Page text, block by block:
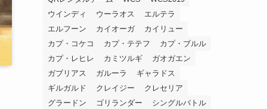
ウインディ
ウーラオス
エルテラ
エルフーン
カイオーガ
カイリュー
カプ・コケコ
カプ・テテフ
カプ・ブルル
カプ・レヒレ
カミツルギ
ガオガエン
ガブリアス
ガルーラ
ギャラドス
ギルガルド
クレイジー
クレセリア
グラードン
ゴリランダー
シングルバトル